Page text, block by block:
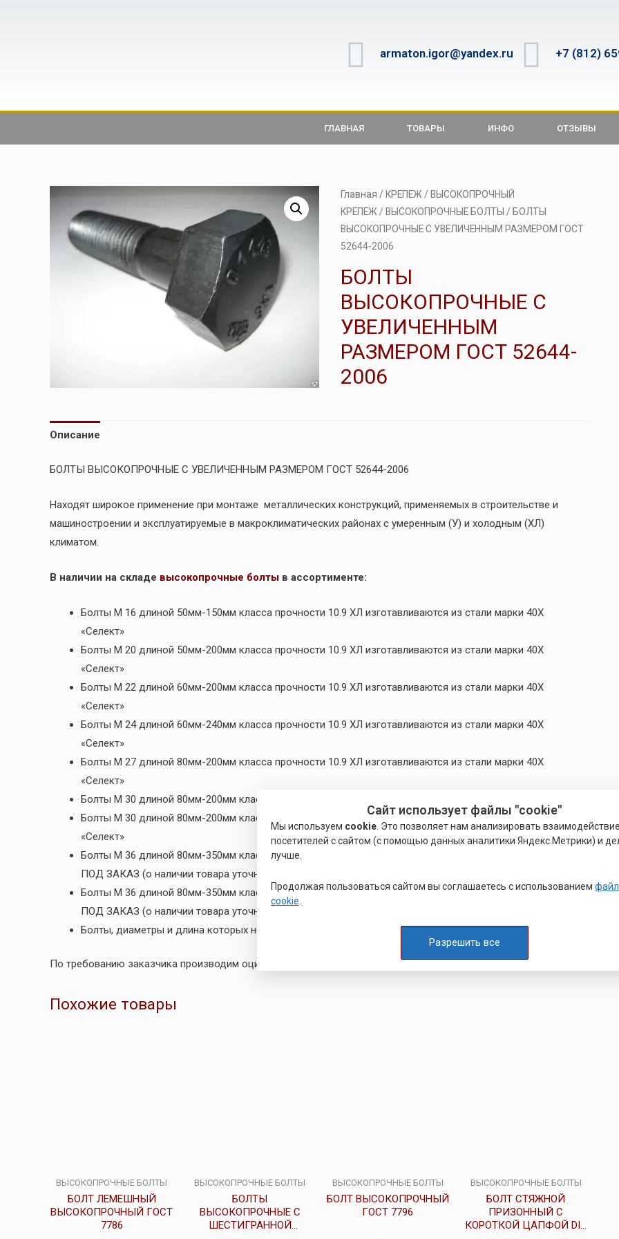
armaton.igor@yandex.ru +7 (812)
ГЛАВНАЯ ТОВАРЫ ИНФО ОТЗЫВЫ
Главная / КРЕПЕЖ / ВЫСОКОПРОЧНЫЙ
КРЕПЕЖ / ВЫСОКОПРОЧНЫЕ БОЛТЫ / БОЛТЫ
ВЫСОКОПРОЧНЫЕ С УВЕЛИЧЕННЫМ РАЗМЕРОМ ГОСТ
52644-2006
БОЛТЫ
ВЫСОКОПРОЧНЫЕ С
УВЕЛИЧЕННЫМ
РАЗМЕРОМ ГОСТ 52644-
2006
Описание
БОЛТЫ ВЫСОКОПРОЧНЫЕ С УВЕЛИЧЕННЫМ РАЗМЕРОМ ГОСТ 52644-2006
Находят широкое применение при монтаже металлических конструкций, применяемых в строительстве и
машиностроении и эксплуатируемые в макроклиматических районах с умеренным (У) и холодным (ХЛ)
климатом.
В наличии на складе высокопрочные болты в ассортименте:
Болты М 16 длиной 50мм-150мм класса прочности 10.9 ХЛ изготавливаются из стали марки 40Х
«Селект»
Болты М 20 длиной 50мм-200мм класса прочности 10.9 ХЛ изготавливаются из стали марки 40Х
«Селект»
Болты М 22 длиной 60мм-200мм класса прочности 10.9 ХЛ изготавливаются из стали марки 40Х
«Селект»
Болты М 24 длиной 60мм-240мм класса прочности 10.9 ХЛ изготавливаются из стали марки 40Х
«Селект»
Болты М 27 длиной 80мм-200мм класса прочности 10.9 ХЛ изготавливаются из стали марки 40Х
«Селект»
Болты М 30 длиной 80мм-200мм класса прочности 9.8 ХЛ изготавливаются из стали марки 40Х «Селект»
Болты М 30 длиной 80мм-200мм класса прочности 10.9 ХЛ изготавливаются из стали марки 40Х
«Селект»
Болты М 36 длиной 80мм-350мм класса прочности 8.8 ХЛ изготавливаются из стали марки 40Х «Селект»
ПОД ЗАКАЗ (о наличии товара уточняйте у менеджеров)
Болты М 36 длиной 80мм-350мм класса прочности 10.9 ХЛ изготавливаются из стали марки 30Х3МФ
ПОД ЗАКАЗ (о наличии товара уточняйте у менеджеров)
Болты, диаметры и длина которых не указана выше, изготавливаются под заказ.
По требованию заказчика производим оцинкование крепежа.
Похожие товары
ВЫСОКОПРОЧНЫЕ БОЛТЫ
БОЛТ ЛЕМЕШНЫЙ
ВЫСОКОПРОЧНЫЙ ГОСТ
7786
ВЫСОКОПРОЧНЫЕ БОЛТЫ
БОЛТЫ
ВЫСОКОПРОЧНЫЕ С
ШЕСТИГРАННОЙ
ВЫСОКОПРОЧНЫЕ БОЛТЫ
БОЛТ ВЫСОКОПРОЧНЫЙ
ГОСТ 7796
ВЫСОКОПРОЧНЫЕ БОЛТЫ
БОЛТ СТЯЖНОЙ
ПРИЗОННЫЙ С
КОРОТКОЙ ЦАПФОЙ DIN
Сайт использует файлы "cookie"
Мы используем cookie . Это позволяет нам анализировать взаимодействие
посетителей с сайтом (с помощью данных аналитики Яндекс.Метрики) и
лучше.
Продолжая пользоваться сайтом вы соглашаетесь с использованием
cookie
Разрешить все